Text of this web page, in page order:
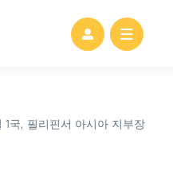
1국, 필리핀서 아시아 지부장